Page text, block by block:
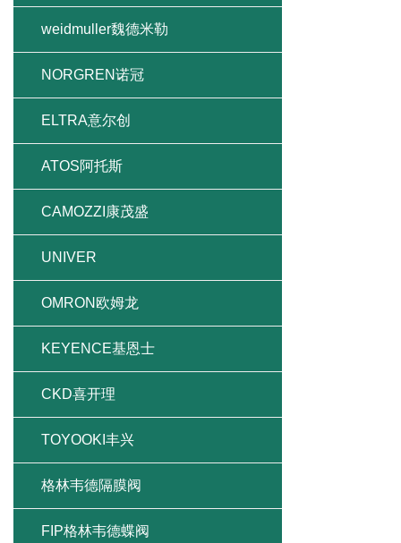
weidmuller魏德米勒
NORGREN诺冠
ELTRA意尔创
ATOS阿托斯
CAMOZZI康茂盛
UNIVER
OMRON欧姆龙
KEYENCE基恩士
CKD喜开理
TOYOOKI丰兴
格林韦德隔膜阀
FIP格林韦德蝶阀